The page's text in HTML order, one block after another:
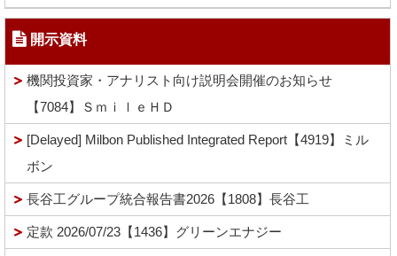
開示資料
機関投資家・アナリスト向け説明会開催のお知らせ
【7084】ＳｍｉｌｅＨＤ
[Delayed] Milbon Published Integrated Report【4919】ミル
ボン
長谷工グループ統合報告書2026【1808】長谷工
定款 2026/07/23【1436】グリーンエナジー